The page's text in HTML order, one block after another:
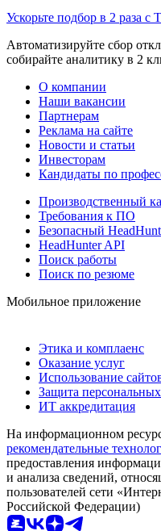
Ускорьте подбор в 2 раза с
Автоматизируйте сбор
собирайте аналитику в 2
О компании
Наши вакансии
Партнерам
Реклама на сайте
Новости и статьи
Инвесторам
Кандидаты по
Производственный
Требования к ПО
Безопасный
HeadHunter API
Поиск работы
Поиск по резюме
Мобильное приложение
Этика и комплаенс
Оказание услуг
Использование
Защита
ИТ аккредитация
На информационном
рекомендательные
предоставления
и анализа сведений,
пользователей сети
Российской Федерации)